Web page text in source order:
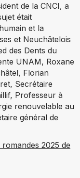
de la CNCI, a
était
et la
et Neuchâtelois
des Dents du
UNAM, Roxane
Florian
Secrétaire
Professeur à
renouvelable au
général de
2025 de